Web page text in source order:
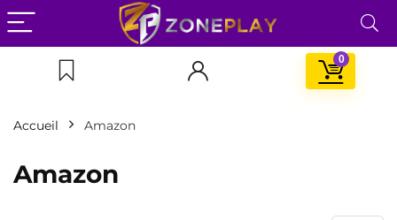
0
Accueil Amazon
Amazon